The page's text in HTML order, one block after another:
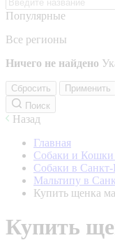
Популярные
Все регионы
Ничего не найдено
Сбросить
Применить
Поиск
Назад
Главная
Собаки и Кошки
Собаки в Санкт-
Мальтипу в
Купить щенка
Купить